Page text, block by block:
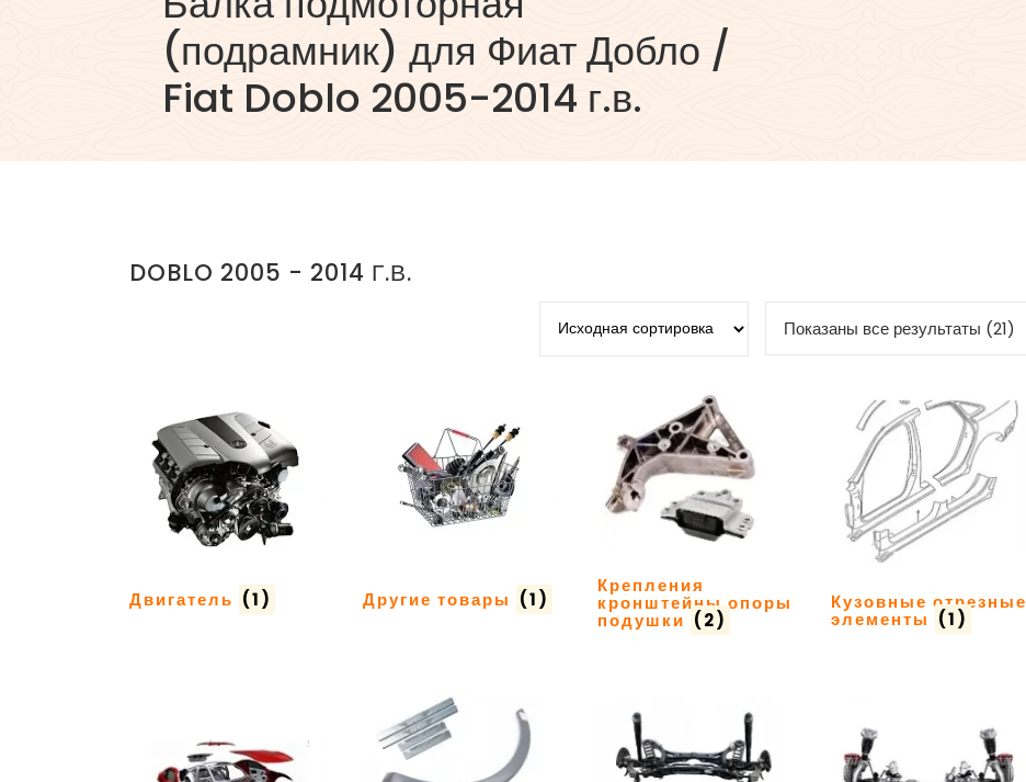
(подрамник) для Фиат Добло /
Fiat Doblo 2005-2014 г.в.
DOBLO 2005 - 2014 Г.В.
Показаны все результаты (21)
Двигатель (1) Другие товары (1)
Крепления
кронштейны опоры
подушки (2)
Кузовные отрезные
элементы (1)